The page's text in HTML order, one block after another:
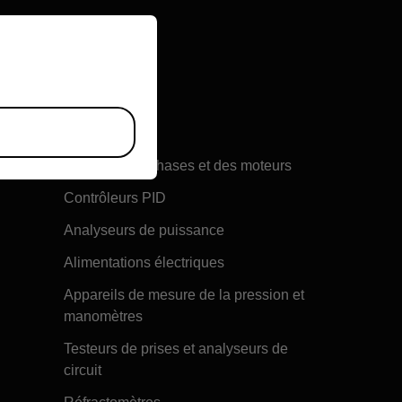
de
Rotation des phases et des moteurs
Contrôleurs PID
Analyseurs de puissance
Alimentations électriques
Appareils de mesure de la pression et
manomètres
Testeurs de prises et analyseurs de
circuit
version of our website.